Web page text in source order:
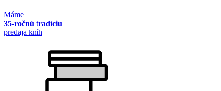
Máme
35-ročnú tradíciu
predaja kníh